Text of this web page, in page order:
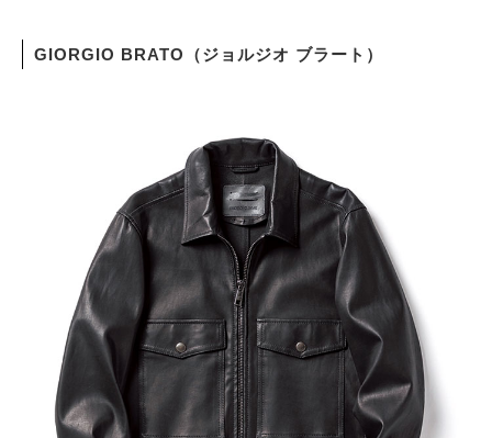
GIORGIO BRATO（ジョルジオ ブラート）